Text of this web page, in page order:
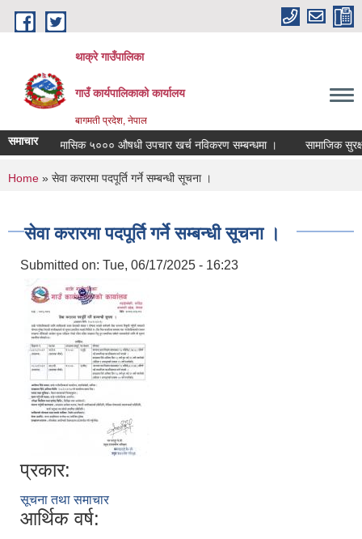
Skip to main content
थाक्रे गाउँपालिका
गाउँ कार्यपालिकाको कार्यालय
बागमती प्रदेश, नेपाल
समाचार मासिक ५००० औषधी उपचार खर्च नविकरण सम्बन्धमा । सामाजिक
You are here
Home » सेवा करारमा पदपूर्ति गर्ने सम्बन्धी सूचना ।
सेवा करारमा पदपूर्ति गर्ने सम्बन्धी सूचना ।
Submitted on: Tue, 06/17/2025 - 16:23
प्रकार:
सूचना तथा समाचार
आर्थिक वर्ष: